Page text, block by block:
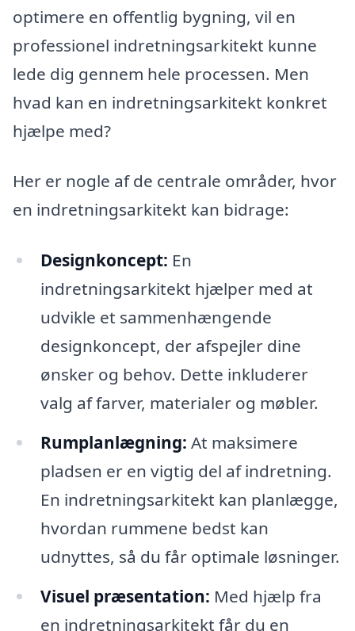
optimere en offentlig bygning, vil en
professionel indretningsarkitekt kunne
lede dig gennem hele processen. Men
hvad kan en indretningsarkitekt konkret
hjælpe med?
Her er nogle af de centrale områder, hvor
en indretningsarkitekt kan bidrage:
Designkoncept: En
indretningsarkitekt hjælper med at
udvikle et sammenhængende
designkoncept, der afspejler dine
ønsker og behov. Dette inkluderer
valg af farver, materialer og møbler.
Rumplanlægning: At maksimere
pladsen er en vigtig del af indretning.
En indretningsarkitekt kan planlægge,
hvordan rummene bedst kan
udnyttes, så du får optimale løsninger.
Visuel præsentation: Med hjælp fra
en indretningsarkitekt får du en